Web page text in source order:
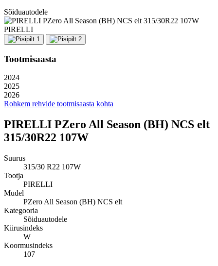
Sõiduautodele
PIRELLI
Tootmisaasta
2024
2025
2026
Rohkem rehvide tootmisaasta kohta
PIRELLI PZero All Season (BH) NCS elt
315/30R22 107W
Suurus
315/30 R22 107W
Tootja
PIRELLI
Mudel
PZero All Season (BH) NCS elt
Kategooria
Sõiduautodele
Kiirusindeks
W
Koormusindeks
107